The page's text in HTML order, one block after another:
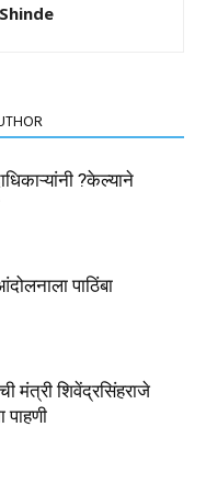
?केल्याने
पाठिंबा
मंत्री शिवेंद्रसिंहराजे
पाहणी